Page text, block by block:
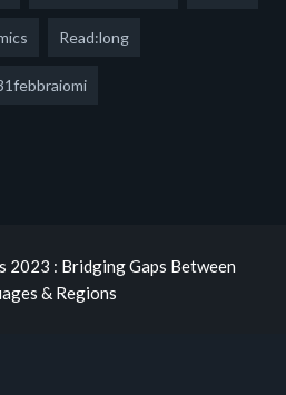
Read:long
2023 : Bridging Gaps Between
& Regions